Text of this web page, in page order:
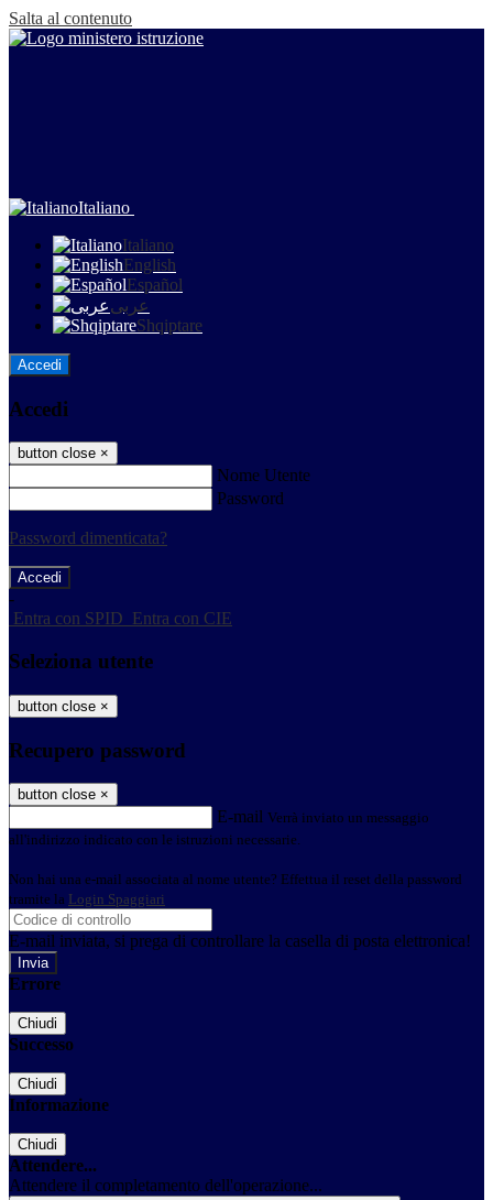
Salta al contenuto
Italiano
Italiano
English
Español
عربى
Shqiptare
Accedi
Accedi
button close ×
Nome Utente
Password
Password dimenticata?
-
Entra con SPID Entra con CIE
Seleziona utente
button close ×
Recupero password
button close ×
E-mail Verrà inviato un messaggio
all'indirizzo indicato con le istruzioni necessarie.
Non hai una e-mail associata al nome utente? Effettua il reset della password
tramite la Login Spaggiari
E-mail inviata, si prega di controllare la casella di posta elettronica!
Errore
Chiudi
Successo
Chiudi
Informazione
Chiudi
Attendere...
Attendere il completamento dell'operazione...